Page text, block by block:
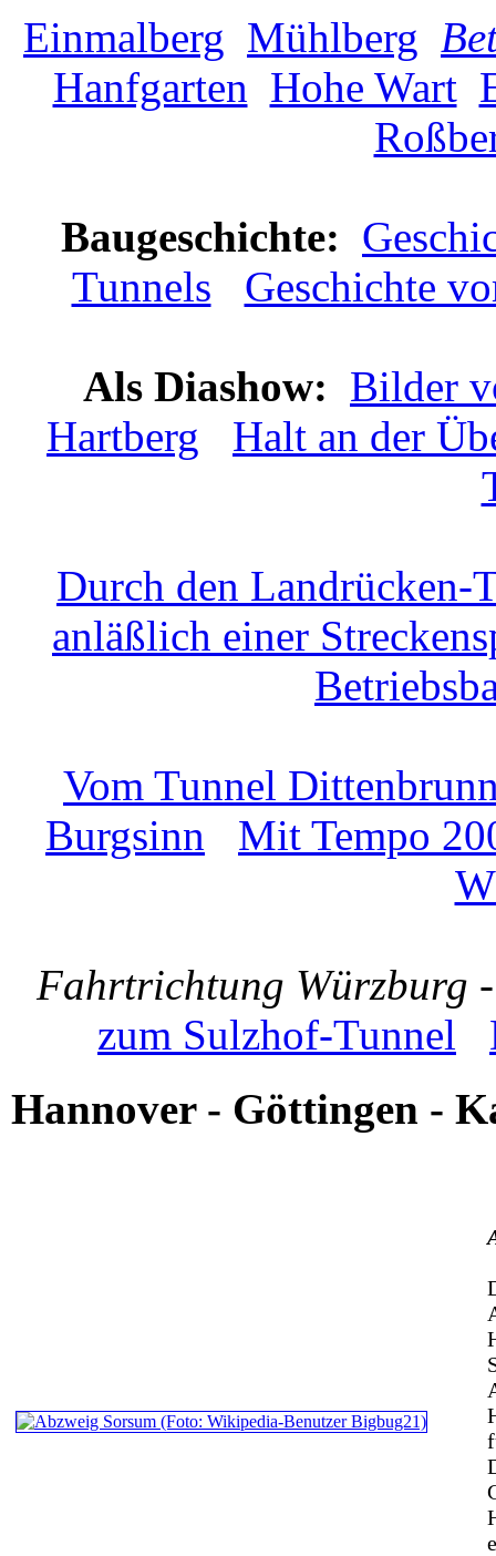
Einmalberg Mühlberg
Hanfgarten Hohe Wart
Baugeschichte:
Tunnels
Geschichte
Als Diashow: Bilder
Hartberg
Halt an der
Durch den Landrücken-
anläßlich einer
Vom Tunnel
Burgsinn
Mit Tempo
Fahrtrichtung Würzburg
zum Sulzhof-Tunnel
Hannover - Göttingen -